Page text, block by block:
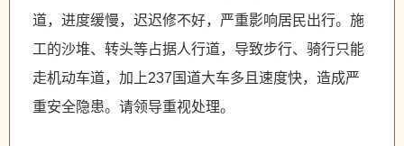
道，进度缓慢，迟迟修不好，严重影响居民出行。施
工的沙堆、转头等占据人行道，导致步行、骑行只能
走机动车道，加上237国道大车多且速度快，造成严
重安全隐患。请领导重视处理。